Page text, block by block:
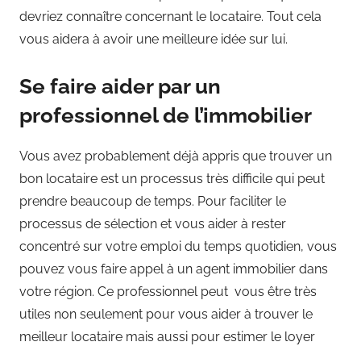
devriez connaître concernant le locataire. Tout cela
vous aidera à avoir une meilleure idée sur lui.
Se faire aider par un
professionnel de l’immobilier
Vous avez probablement déjà appris que trouver un
bon locataire est un processus très difficile qui peut
prendre beaucoup de temps. Pour faciliter le
processus de sélection et vous aider à rester
concentré sur votre emploi du temps quotidien, vous
pouvez vous faire appel à un agent immobilier dans
votre région. Ce professionnel peut vous être très
utiles non seulement pour vous aider à trouver le
meilleur locataire mais aussi pour estimer le loyer